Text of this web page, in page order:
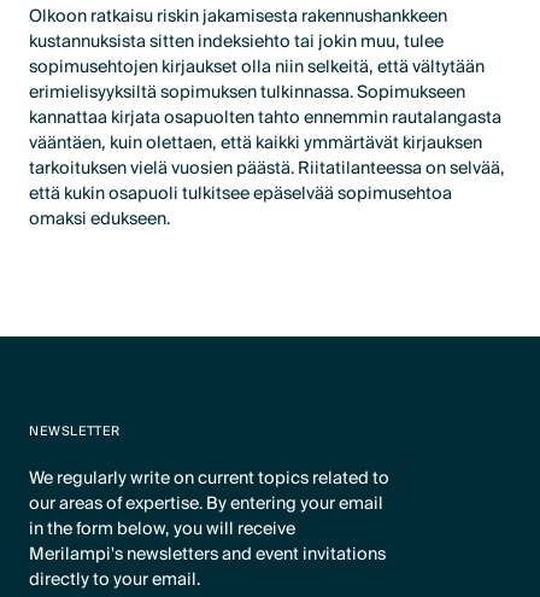
Olkoon ratkaisu riskin jakamisesta rakennushankkeen
kustannuksista sitten indeksiehto tai jokin muu, tulee
sopimusehtojen kirjaukset olla niin selkeitä, että vältytään
erimielisyyksiltä sopimuksen tulkinnassa. Sopimukseen
kannattaa kirjata osapuolten tahto ennemmin rautalangasta
vääntäen, kuin olettaen, että kaikki ymmärtävät kirjauksen
tarkoituksen vielä vuosien päästä. Riitatilanteessa on selvää,
että kukin osapuoli tulkitsee epäselvää sopimusehtoa
omaksi edukseen.
NEWSLETTER
We regularly write on current topics related to
our areas of expertise. By entering your email
in the form below, you will receive
Merilampi's newsletters and event invitations
directly to your email.